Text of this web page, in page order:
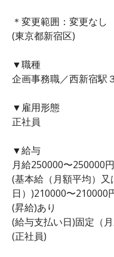
＊変更範囲：変更なし
(東京都新宿区)
▼職種
企画事務職／西新宿駅
▼雇用形態
正社員
▼給与
月給250000〜250000円
(基本給（月額平均）
日）)210000〜210000
(昇給)あり
(給与支払い日)固定（
(正社員)